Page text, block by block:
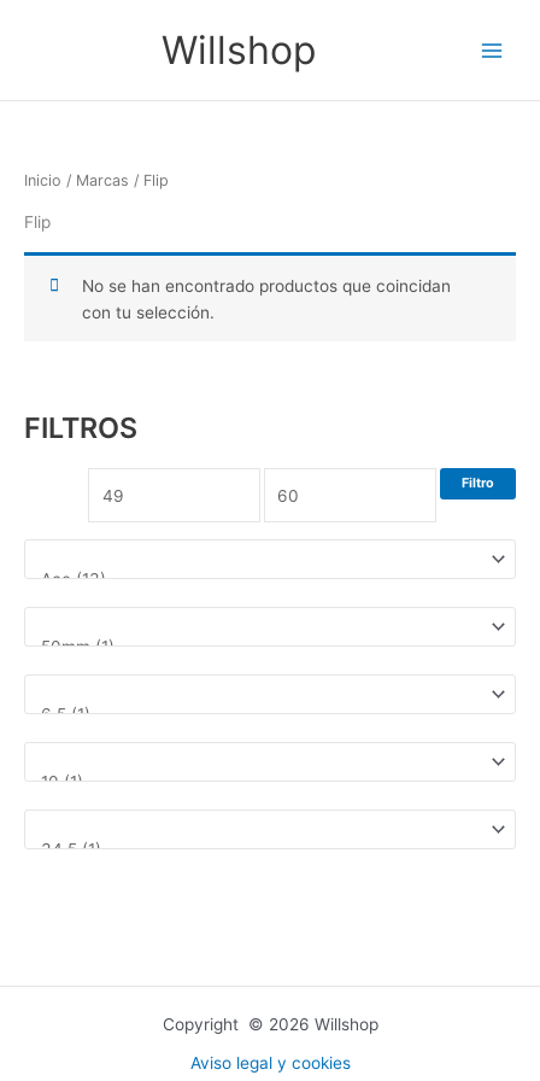
Willshop
Menu
Inicio / Marcas / Flip
Flip
No se han encontrado productos que coincidan
con tu selección.
FILTROS
Filtro
Copyright © 2026 Willshop
Aviso legal y cookies